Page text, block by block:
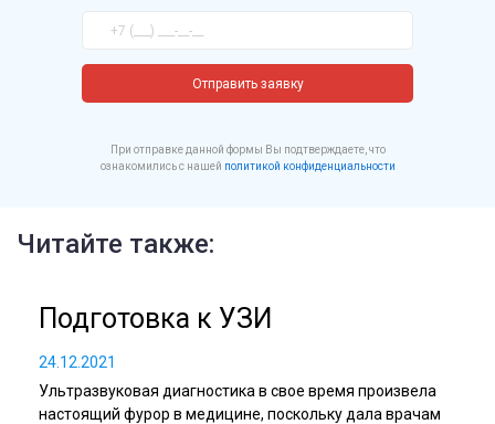
Отправить заявку
При отправке данной формы Вы подтверждаете, что
ознакомились с нашей политикой конфиденциальности
Читайте также:
Подготовка к УЗИ
24.12.2021
Ультразвуковая диагностика в свое время произвела
настоящий фурор в медицине, поскольку дала врачам